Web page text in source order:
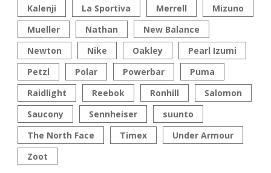
Kalenji
La Sportiva Merrell
Mizuno
Mueller
Nathan
New Balance
Newton
Nike Oakley
Pearl Izumi
Petzl
Polar Powerbar
Puma
Raidlight
Reebok Ronhill
Salomon
Saucony
Sennheiser
suunto
The North Face
Timex
Under Armour
Zoot